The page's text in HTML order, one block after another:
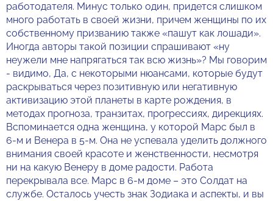
работодателя. Минус только один, придется слишком
много работать в своей жизни, причем женщины по их
собственному призванию также «пашут как лошади».
Иногда авторы такой позиции спрашивают «ну
неужели мне напрягаться так всю жизнь»? Мы говорим
- видимо, Да, с некоторыми нюансами, которые будут
раскрываться через позитивную или негативную
активизацию этой планеты в карте рождения, в
методах прогноза, транзитах, прогрессиях, дирекциях.
Вспоминается одна женщина, у которой Марс был в
6-м и Венера в 5-м. Она не успевала уделить должного
внимания своей красоте и женственности, несмотря
ни на какую Венеру в доме радости. Работа
перекрывала все. Марс в 6-м доме – это Солдат на
службе. Осталось учесть знак Зодиака и аспекты, и вы